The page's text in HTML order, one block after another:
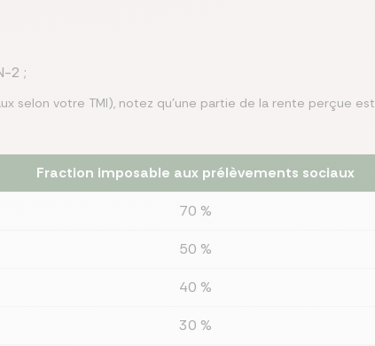
2 ;
selon votre TMI), notez qu’une partie de la rente perçue est
Fraction imposable aux prélèvements sociaux
70 %
50 %
40 %
30 %